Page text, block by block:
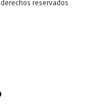
derechos reservados